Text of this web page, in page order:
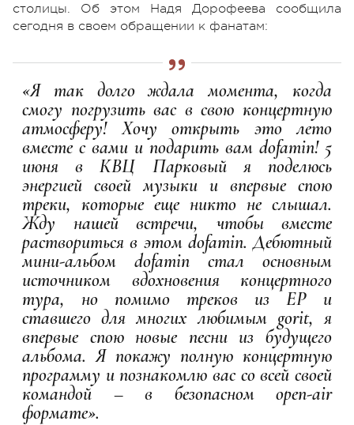
столицы. Об этом Надя Дорофеева сообщила
сегодня в своем обращении к фанатам:
«Я так долго ждала момента, когда
смогу погрузить вас в свою концертную
атмосферу! Хочу открыть это лето
вместе с вами и подарить вам dofamin! 5
июня в КВЦ Парковый я поделюсь
энергией своей музыки и впервые спою
треки, которые еще никто не слышал.
Жду нашей встречи, чтобы вместе
раствориться в этом dofamin. Дебютный
мини-альбом dofamin стал основным
источником вдохновения концертного
тура, но помимо треков из EP и
ставшего для многих любимым gorit, я
впервые спою новые песни из будущего
альбома. Я покажу полную концертную
программу и познакомлю вас со всей своей
командой – в безопасном open-air
формате».